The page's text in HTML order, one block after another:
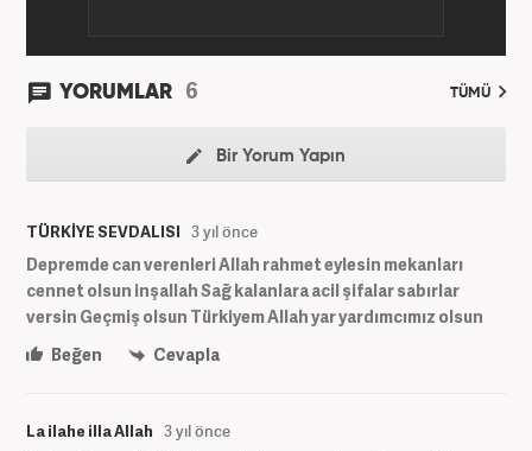
YORUMLAR 6 TÜMÜ
Bir Yorum Yapın
TÜRKİYE SEVDALISI 3 yıl önce
Depremde can verenleri Allah rahmet eylesin mekanları
cennet olsun inşallah Sağ kalanlara acil şifalar sabırlar
versin Geçmiş olsun Türkiyem Allah yar yardımcımız olsun
Beğen
Cevapla
La ilahe illa Allah 3 yıl önce